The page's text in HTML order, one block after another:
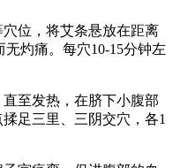
位，将艾条悬放在距离
灼痛。每穴10-15分钟左
至发热，在脐下小腹部
足三里、三阴交穴，各1